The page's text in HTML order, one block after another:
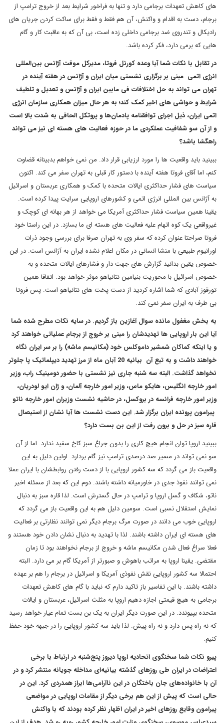
های کاهش تعهدات برجامی دارد و تنها به فراخور شرایط بعد از خروج ترامپ از
برجام، دست به اقدام و واکنش، آن هم فقط و فقط برای ساکت کردن جریان های
رادیکال و تندروی ضد برجامی داخلی زده است، بی آن که به عاقبت کار و گام
هایی که برمی دارد، فکر کرده باشد.
در تقابل با نکات شما آیا وعده کورنل فروتا، مدیرکل موقت آژانس بین‌المللی
انرژی اتمی مبنی بر برگزاری نشستی میان ایران و آژانس در هفته آینده در
تهران می تواند به حل اختلافات فی مابین ایران و آژانس و تعدیل و تلطیف
شرایط و حواشی های اخیر کمک کند؛ به هر حال میزان همکاری سازمان انرژی
اتمی ایران، ذیل اجرای توافقنامه پادمان‌ها و پروتکل الحاقی به شدت بالا است
و از آن سو شفافیت عملکردی ما در حوزه فعالیت های هسته ای نیز می تواند
راهگشا باشد؟
ببینید باید واقعیت ها را مورد ارزیابی قرار داد. من نمی خواهم بدبینانه قضاوت
کنم، اما آقای فروتا هفته آینده با دستور کار قبلی به تهران سفر می کند. اکنون
سیاست های فشار حداکثری ایالات متحده با کمک و همکاری عربستان و اسرائیل
به آژانس بین المللی انرژی اتمی و کشورهای اروپایی سرایت پیدا کرده است.
یقینا همین سیاست فشار حداکثری آمریکا می خواهد از هر بهانه ای کوچک و
غیرواقعی یک کوه اتهام علیه فعالیت های هسته ای ما بسازد. در این راستا خود
فروتا صراحتا عنوان کرده که سفر وی به تهران صرفا برای بررسی وجود ذرات
اورانیوم طبیعی با منشا انسانی در مکان اعلام نشده ایران به آژانس است. در این
خصوص یقین بدانید گزارش های جهت دار و فشارهای ایالات متحده و به
خصوص اسرائیل با محوریت بنیامین نتانیاهو موثر خواهد بود. اتفاقا همین
تورقوز آبادی که شما اشاره کردید از دست پخت های نتانیاهو است. پس فروتا
بی طرف به ایران سفر نمی کند.
به بخش مغفول مانده سوال آغازین باز گردیم. در سایه نکات مطرح شده شما
آیا این بار اروپایی ها تهدیدشان را مبنی بر خروج از برجام عملیاتی خواهند کرد
و یا اینکه کماکان شمشیر داموکلس خود (مکانیسم ماشه) را بر سر ایران نگاه
خواهند داشت و به تبع آن بیانیه 20 آبان ماه از مرز تهدید دیپلماتیک پا جلوتر
نخواهد گذاشت. البته سه شنبه جاری نیز نشستی با حضور دومینیک راب، وزیر
امور خارجه انگلیس، هایکو ماس، وزیر امور خارجه آلمان، و ژان ایو لودریان،
وزیر امور خارجه فرانسه در بروکسل، در حاشیه نشست وزیران امور خارجه ناتو
پیرامون پرونده ایران برگزار شد. این دست نشست ها آیا نشان از استیصال
قاره سبز در حل و برون رفت از این بن بست دارد؟
ببینید اروپا توان انجام هیچ کاری را بدون جراغ سبز کاخ سفید ندارد. اما از آن
سو نمی تواند در مسیر صد درصدی ترامپ نیز گام بردارد. اولین دلیل به این
واقعیت باز می گردد که سه کشور اروپایی با از دست رفتن روابطشان با ایران عملا
نمی توانند نفوذ جدی در خاورمیانه داشته باشند. دوم این که بعد از مسئله اخیر
ناتو، شکاف و گسل اروپا و ترامپ در حال گسترش است. لذا قاره سبز به دنبال
نمایش استقلال نسبی است. سومین دلیل هم به این واقعیت باز می گردد که
اروپایی خوب می دانند در صورت مرگ برجام دیگر نمی توانند نظارتی بر فعالیت
های هسته ای ایران داشته باشند. لذا با تهدید به دنبال نشان دادن خود هستند و
فعلا سراغ فعال شدن مکانیسم ماشه و خروج از برجام نخواهند بود تا زمان
مقتضی. یقینا اروپا به مراتب باهوش و صبورتر از آمریکا گام بر می دارد. البته
احتمالا سه کشور اروپایی نقش نفوذی آمریکا و اسرائیل در برجام را هم بر عهده
داشته باشند. با این تفاسیر باز تاکید دارم که نباید با گام های کاهش تعهدات
برجامی به هیچ قیمتی اجازه دهیم اروپا به مثلث اسرائیل، عربستان و ایالات
متحده بپیوندد. در این صورت دیگر ایران به یک بن بست تمام عیار خواهد رسید
که نه راه پس دارد و نه راه پیش. لذا باید سه کشور اروپایی را در جبهه خود حفظ
کنیم.
پیرو نکات شما سخنگوی اتحادیه اروپا دیروز پنج‌شنبه در ارتباط با برخی
اعتراضات در ایران طی روزهای گذشته بیانیه‌ای مداخله جویانه منتشر کرد و در
آن با خانواده‌های جان باختگان در این ناآرامی‌ها ابراز همدردی کرد. این در
حالی است که پیش از این هم برخی دیگر از مقامات اروپایی در مواضعی
پیرامون وقایع روزهای اخیر در ایران اظهار نظر کرده بودند که با واکنش